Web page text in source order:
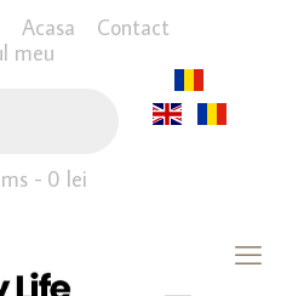
Acasa
Contact
meu
0 lei